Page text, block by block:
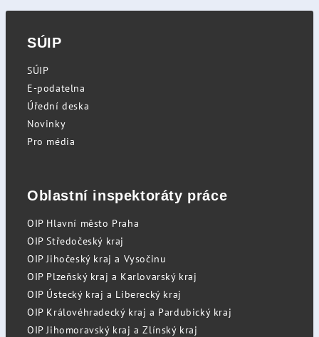
SÚIP
SÚIP
E-podatelna
Úřední deska
Novinky
Pro média
Oblastní inspektoráty práce
OIP Hlavní město Praha
OIP Středočeský kraj
OIP Jihočeský kraj a Vysočinu
OIP Plzeňský kraj a Karlovarský kraj
OIP Ústecký kraj a Liberecký kraj
OIP Královéhradecký kraj a Pardubický kraj
OIP Jihomoravský kraj a Zlínský kraj